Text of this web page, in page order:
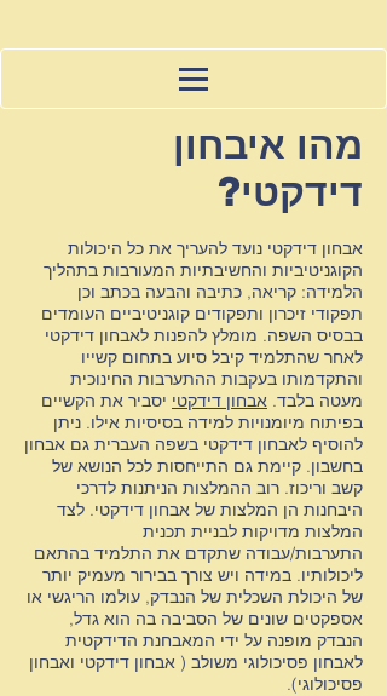
מהו איבחון
דידקטי?
אבחון דידקטי נועד להעריך את כל היכולות
הקוגניטיביות והחשיבתיות המעורבות בתהליך
הלמידה: קריאה, כתיבה והבעה בכתב וכן
תפקודי זיכרון ותפקודים קוגניטיביים העומדים
בבסיס השפה. מומלץ להפנות לאבחון דידקטי
לאחר שהתלמיד קיבל סיוע בתחום קשייו
והתקדמותו בעקבות ההתערבות החינוכית
מעטה בלבד. אבחון דידקטי יסביר את הקשיים
בפיתוח מיומנויות למידה בסיסיות אילו. ניתן
להוסיף לאבחון דידקטי בשפה העברית גם אבחון
בחשבון. קיימת גם התייחסות לכל הנושא של
קשב וריכוז. רוב ההמלצות הניתנות לדרכי
היבחנות הן המלצות של אבחון דידקטי. לצד
המלצות מדויקות לבניית תכנית
התערבות/עבודה שתקדם את התלמיד בהתאם
ליכולותיו. במידה ויש צורך בבירור מעמיק יותר
של היכולת השכלית של הנבדק, עולמו הריגשי או
אספקטים שונים של הסביבה בה הוא גדל,
הנבדק מופנה על ידי המאבחנת הדידקטית
לאבחון פסיכולוגי משולב ( אבחון דידקטי ואבחון
פסיכולוגי).